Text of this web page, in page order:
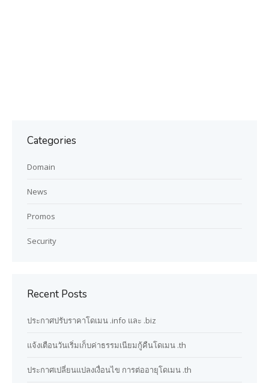
Categories
Domain
News
Promos
Security
Recent Posts
ประกาศปรับราคาโดเมน .info และ .biz
แจ้งเตือนวันเริ่มเก็บค่าธรรมเนียมกู้คืนโดเมน .th
ประกาศเปลี่ยนแปลงเงื่อนไข การต่ออายุโดเมน .th